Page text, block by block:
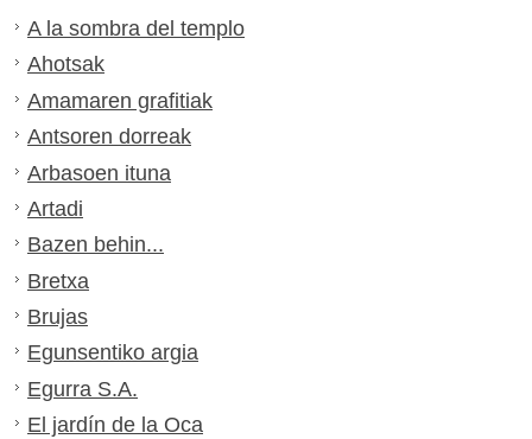
A la sombra del templo
Ahotsak
Amamaren grafitiak
Antsoren dorreak
Arbasoen ituna
Artadi
Bazen behin...
Bretxa
Brujas
Egunsentiko argia
Egurra S.A.
El jardín de la Oca